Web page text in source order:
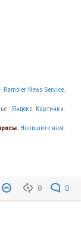
Rambler News Service.
- Яндекс. Картинки.
Напишите нам.
8 0